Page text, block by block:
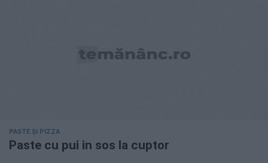
PASTE ȘI PIZZA
Paste cu pui in sos la cuptor